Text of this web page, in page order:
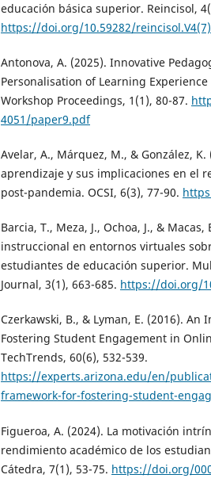
educación básica superior. Reincisol,
https://doi.org/10.59282/
Antonova, A. (2025). Innovative
Personalisation of Learning
Workshop Proceedings, 1(1), 80-87.
4051/paper9.pdf
Avelar, A., Márquez, M., & González,
aprendizaje y sus implicaciones en el
post-pandemia. OCSI, 6(3), 77-90.
Barcia, T., Meza, J., Ochoa, J., &
instruccional en entornos virtuales
estudiantes de educación superior.
Journal, 3(1), 663-685. https://doi.org/
Czerkawski, B., & Lyman, E. (2016).
Fostering Student Engagement in
TechTrends, 60(6), 532-539.
https://experts.arizona.edu/en/
framework-for-fostering-student-
Figueroa, A. (2024). La motivación
rendimiento académico de los
Cátedra, 7(1), 53-75. https://doi.org/